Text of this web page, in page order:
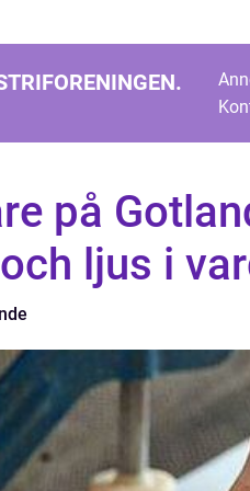
på
ljus i